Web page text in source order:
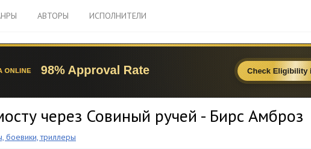
АВТОРЫ ИСПОЛНИТЕЛИ
через Совиный ручей - Бирс Амброз
боевики, триллеры